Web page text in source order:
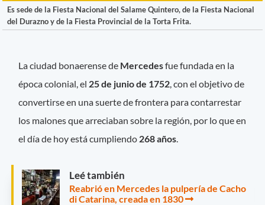
Es sede de la Fiesta Nacional del Salame Quintero, de la Fiesta Nacional
del Durazno y de la Fiesta Provincial de la Torta Frita.
La ciudad bonaerense de Mercedesfue fundada en la
época colonial, el 25 de junio de 1752 , con el objetivo de
convertirse en una suerte de frontera para contarrestar
los malones que arreciaban sobre la región, por lo que en
el día de hoy está cumpliendo 268 años
Leé también
Reabrió en Mercedes la pulpería de Cacho
di Catarina, creada en 1830